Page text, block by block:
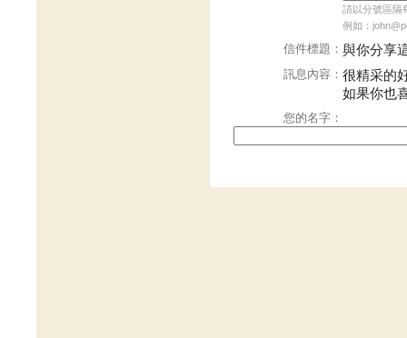
請以分號區隔
例如：
信件標題： 與你分享
訊息內容： 很精采的
如果你也
您的名字：